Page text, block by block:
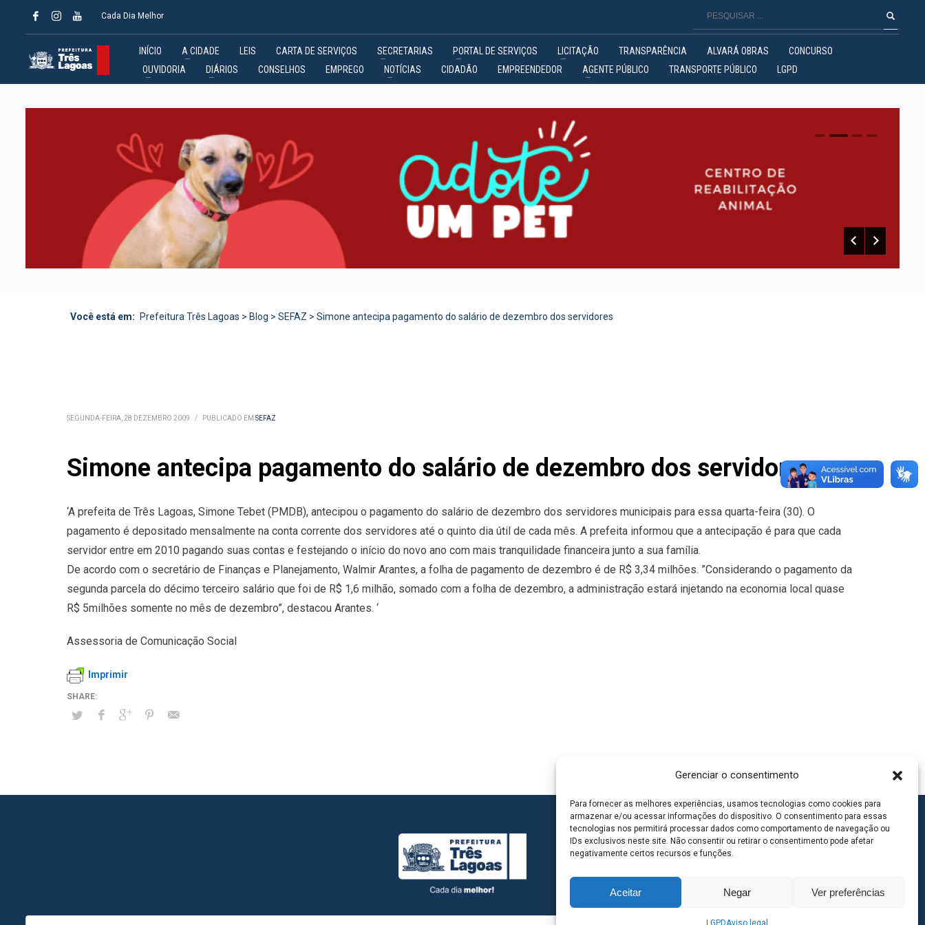
Gerenciar o consentimento
Para fornecer as melhores experiências, usamos tecnologias como cookies para
armazenar e/ou acessar informações do dispositivo. O consentimento para essas
tecnologias nos permitirá processar dados como comportamento de navegação ou
IDs exclusivos neste site. Não consentir ou retirar o consentimento pode afetar
negativamente certos recursos e funções.
Aceitar Negar Ver preferências
LGPDAviso legal
Cada Dia Melhor
INÍCIO A CIDADE LEIS CARTA DE SERVIÇOS SECRETARIAS PORTAL DE SERVIÇOS LICITAÇÃO TRANSPARÊNCIA ALVARÁ OBRAS
CONCURSO
OUVIDORIA
DIÁRIOS CONSELHOS EMPREGO NOTÍCIAS CIDADÃO EMPREENDEDOR AGENTE PÚBLICO TRANSPORTE PÚBLICO LGPD
0 1 2
Você está em: Prefeitura Três Lagoas > Blog > SEFAZ > Simone antecipa pagamento do salário de dezembro dos servidores
SEGUNDA-FEIRA, 28 DEZEMBRO 2009 / PUBLICADO EM SEFAZ
Simone antecipa pagamento do salário de dezembro dos servidores
‘A prefeita de Três Lagoas, Simone Tebet (PMDB), antecipou o pagamento do salário de dezembro dos servidores municipais para essa quarta-feira (30). O
pagamento é depositado mensalmente na conta corrente dos servidores até o quinto dia útil de cada mês. A prefeita informou que a antecipação é para que cada
servidor entre em 2010 pagando suas contas e festejando o início do novo ano com mais tranquilidade financeira junto a sua família.
De acordo com o secretário de Finanças e Planejamento, Walmir Arantes, a folha de pagamento de dezembro é de R$ 3,34 milhões. ”Considerando o pagamento da
segunda parcela do décimo terceiro salário que foi de R$ 1,6 milhão, somado com a folha de dezembro, a administração estará injetando na economia local quase
R$ 5milhões somente no mês de dezembro”, destacou Arantes. ‘
Assessoria de Comunicação Social
Imprimir